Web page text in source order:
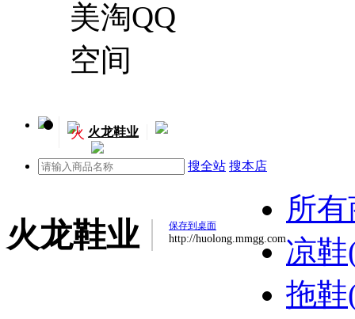
火 火龙鞋业
搜全站 搜本店
火龙鞋业 保存到桌面
http://huolong.mmgg.com
所
凉鞋
拖鞋